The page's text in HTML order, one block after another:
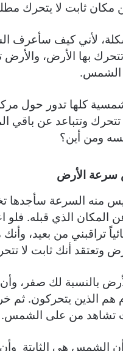
ثابت لا يتحرك
لأني كيف سأعرف
تتحرك بها الأرض،
الشمس.
كلها تدور حول
تتحرك وتتباعد عن باقي
ومن أين؟
سرعة الأرض
منه السرعة سأجدها
المكان الذي قبله. فلو
تراقبني من بعيد،
وتعتقد أنك ثابت لا
بالنسبة لك صفر،
هم الذين يتحركون.
تشاهد من على الشمس.
الشمس هي الثابتة